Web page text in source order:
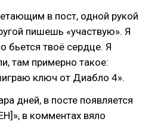
в пост, одной рукой
пишешь «участвую». Я
бьется твоё сердце. Я
там примерно такое:
ключ от Диабло 4».
дней, в посте появляется
в комментах вяло